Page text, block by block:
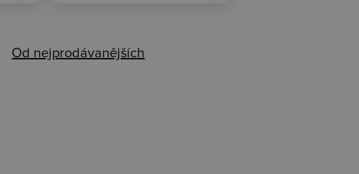
Od nejprodávanějších